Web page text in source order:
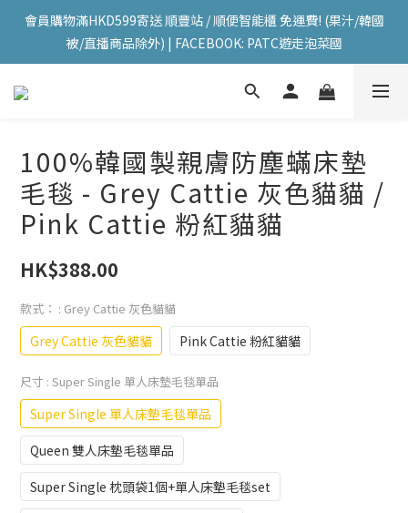
會員購物滿HKD599寄送 順豐站 / 順便智能櫃 免運費! (果汁/韓國
被/直播商品除外) | FACEBOOK: PATC遊走泡菜國
會員購物滿HKD599寄送 順豐站 / 順便智能櫃 免運費! (果汁/韓國
被/直播商品除外) | FACEBOOK: PATC遊走泡菜國
每星期韓國直送香港 🇰🇷🛫🇭🇰  | 即加IG留意最新優惠! ID:
會員購物滿HKD599寄送 順豐站 / 順便智能櫃 免運費! (果汁/韓國
被/直播商品除外) | FACEBOOK: PATC遊走泡菜國
100%韓國製親膚防塵蟎床墊
毛毯 - Grey Cattie 灰色貓貓 /
Pink Cattie 粉紅貓貓
HK$388.00
款式： : Grey Cattie 灰色貓貓
Grey Cattie 灰色貓貓 Pink Cattie 粉紅貓貓
尺寸 : Super Single 單人床墊毛毯單品
Super Single 單人床墊毛毯單品
Queen 雙人床墊毛毯單品
Super Single 枕頭袋1個+單人床墊毛毯set